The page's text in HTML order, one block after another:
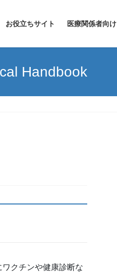
お役立ちサイト 医療関係者向け
Handbook
クチンや健康診断な